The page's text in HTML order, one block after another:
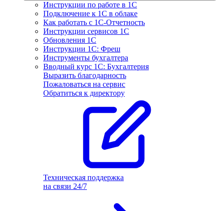
Инструкции по работе в 1С
Подключение к 1С в облаке
Как работать с 1С‑Отчетность
Инструкции сервисов 1С
Обновления 1С
Инструкции 1С: Фреш
Инструменты бухгалтера
Вводный курс 1С: Бухгалтерия
Выразить благодарность
Пожаловаться на сервис
Обратиться к директору
Техническая поддержка
на связи 24/7